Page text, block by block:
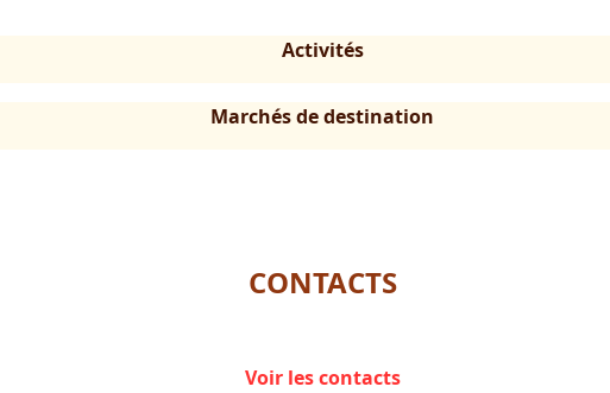
Activités
Marchés de destination
CONTACTS
Voir les contacts